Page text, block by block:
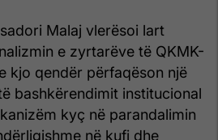
Malaj vlerësoi lart
e zyrtarëve të QKMK-
kjo qendër përfaqëson një
bashkërendimit institucional
kyç në parandalimin
në kufi dhe